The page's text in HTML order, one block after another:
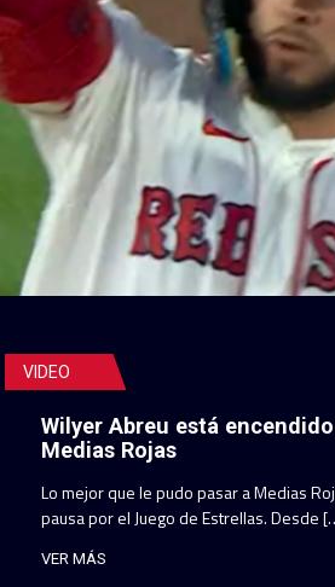
VIDEO
Wilyer Abreu está
Medias Rojas
Lo mejor que le pudo pasar a Medias
pausa por el Juego de Estrellas. Desde
VER MÁS